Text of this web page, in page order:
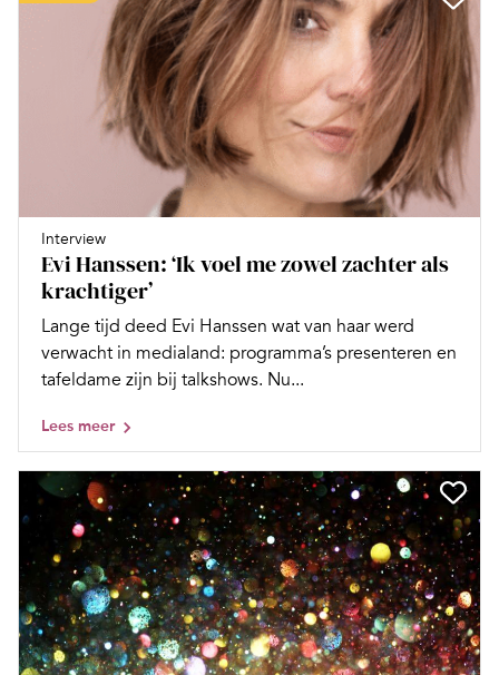
Interview
Evi Hanssen: ‘Ik voel me zowel zachter als
krachtiger’
Lange tijd deed Evi Hanssen wat van haar werd
verwacht in medialand: programma’s presenteren en
tafeldame zijn bij talkshows. Nu...
Lees meer